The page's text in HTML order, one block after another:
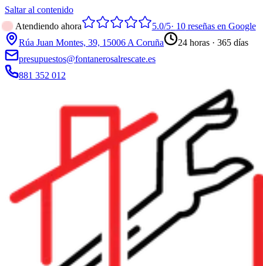
Saltar al contenido
Atendiendo ahora
5.0/5· 10reseñas en Google
Rúa Juan Montes, 39, 15006 A Coruña
24 horas · 365 días
presupuestos@fontanerosalrescate.es
881 352 012